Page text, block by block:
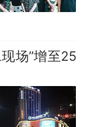
场”增至25